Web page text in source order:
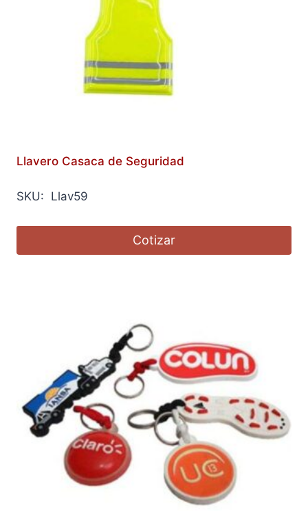
Llavero Casaca de Seguridad
SKU: Llav59
Cotizar